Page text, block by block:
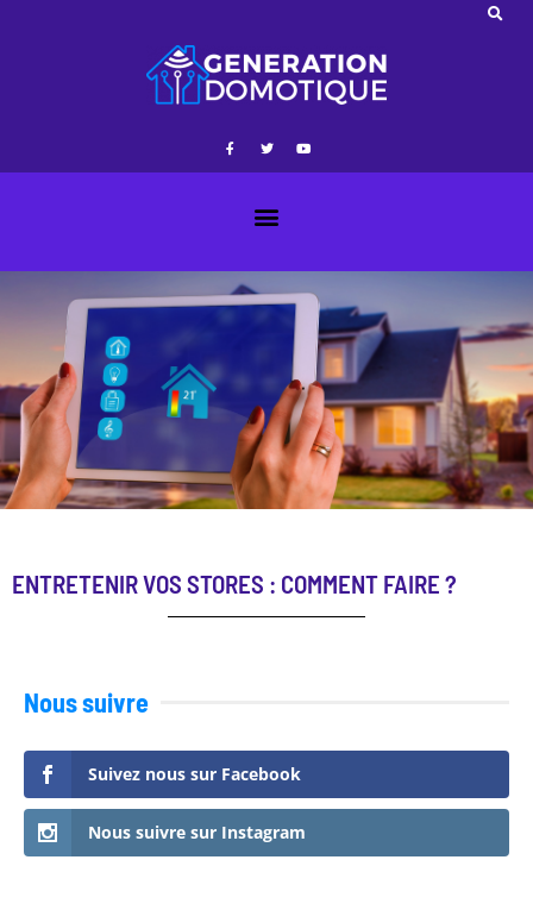
ENTRETENIR VOS STORES : COMMENT FAIRE ?
Nous suivre
Suivez nous sur Facebook
Nous suivre sur Instagram